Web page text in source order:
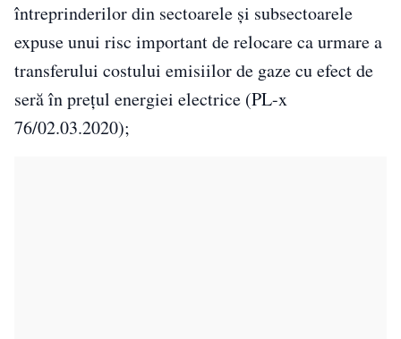
întreprinderilor din sectoarele și subsectoarele
expuse unui risc important de relocare ca urmare a
transferului costului emisiilor de gaze cu efect de
seră în prețul energiei electrice (PL-x
76/02.03.2020);